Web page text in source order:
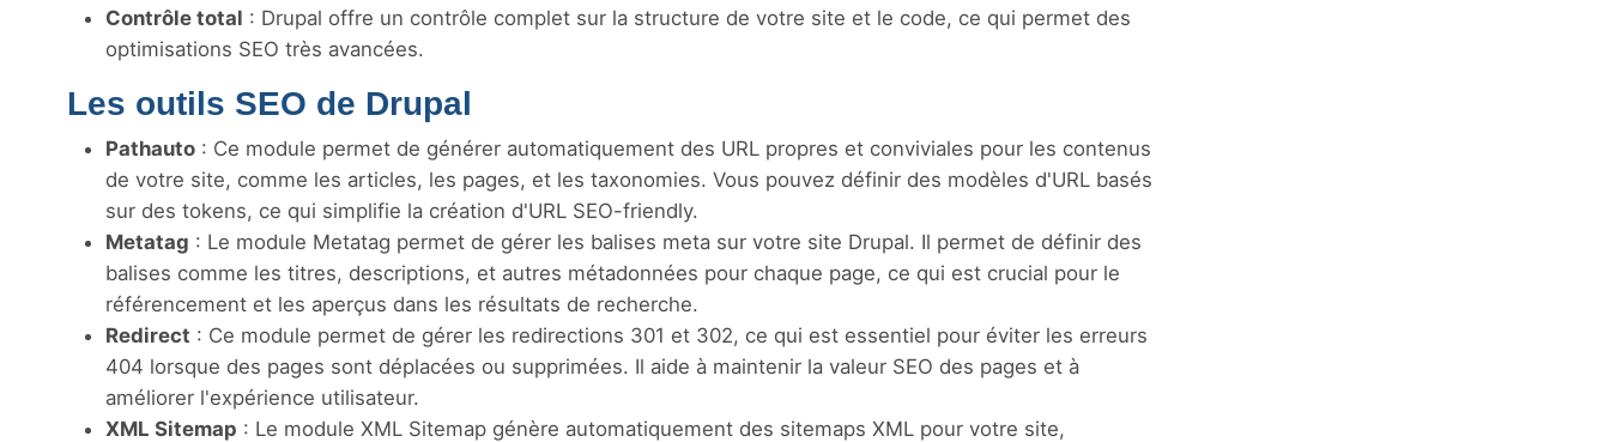
Contrôle total : Drupal offre un contrôle complet sur la structure de votre site et le code, ce qui permet des
optimisations SEO très avancées.
Les outils SEO de Drupal
Pathauto : Ce module permet de générer automatiquement des URL propres et conviviales pour les contenus
de votre site, comme les articles, les pages, et les taxonomies. Vous pouvez définir des modèles d'URL basés
sur des tokens, ce qui simplifie la création d'URL SEO-friendly.
Metatag : Le module Metatag permet de gérer les balises meta sur votre site Drupal. Il permet de définir des
balises comme les titres, descriptions, et autres métadonnées pour chaque page, ce qui est crucial pour le
référencement et les aperçus dans les résultats de recherche.
Redirect : Ce module permet de gérer les redirections 301 et 302, ce qui est essentiel pour éviter les erreurs
404 lorsque des pages sont déplacées ou supprimées. Il aide à maintenir la valeur SEO des pages et à
améliorer l'expérience utilisateur.
XML Sitemap : Le module XML Sitemap génère automatiquement des sitemaps XML pour votre site,